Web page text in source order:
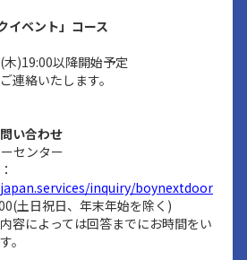
イベント」コース
)19:00以降開始予定
連絡いたします。
い合わせ
センター
inquiry/boynextdoor
土日祝日、年末年始を除く)
容によっては回答までにお時間をい
。